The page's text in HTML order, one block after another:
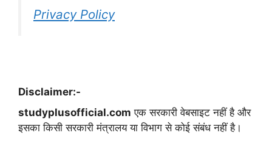
Privacy Policy
Disclaimer:-
studyplusofficial.com एक सरकारी वेबसाइट नहीं है और
इसका किसी सरकारी मंत्रालय या विभाग से कोई संबंध नहीं है।